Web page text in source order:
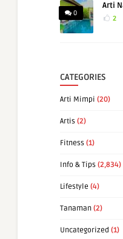
0
Arti
2
CATEGORIES
Arti Mimpi (20)
Artis (2)
Fitness (1)
Info & Tips (2,834)
Lifestyle (4)
Tanaman (2)
Uncategorized (1)